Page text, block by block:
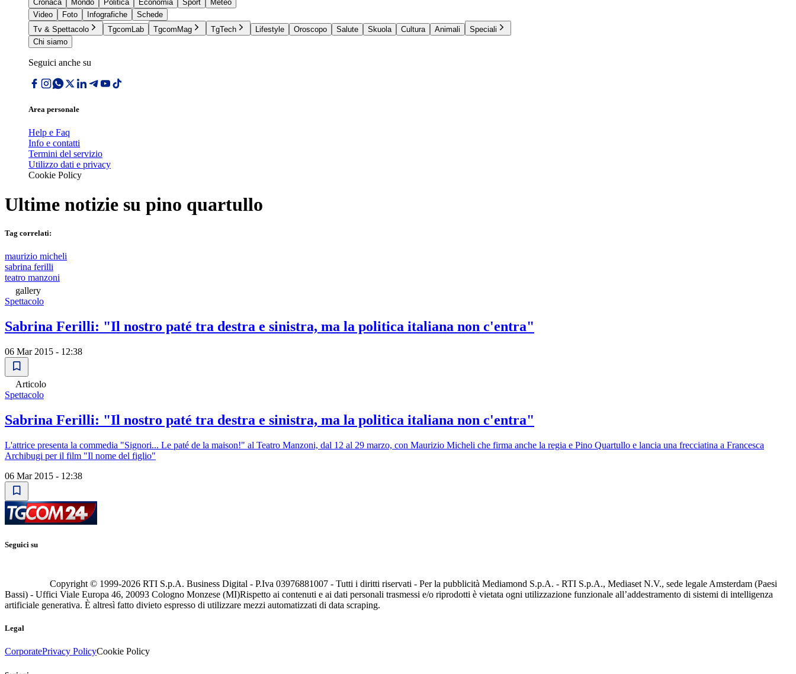
Cronaca
Mondo Politica Economia Sport
Meteo
Video
Foto Infografiche
Schede
Tv & Spettacolo
TgcomLab TgcomMag TgTech Lifestyle Oroscopo Salute Skuola Cultura Animali
Speciali
Chi siamo
Seguici anche su
Area personale
Help e Faq
Info e contatti
Termini del servizio
Utilizzo dati e privacy
Cookie Policy
Ultime notizie su pino quartullo
Tag correlati:
maurizio micheli
sabrina ferilli
teatro manzoni
gallery
Spettacolo
Sabrina Ferilli: "Il nostro paté tra destra e sinistra, ma la politica italiana non c'entra"
06 Mar 2015 - 12:38
Articolo
Spettacolo
Sabrina Ferilli: "Il nostro paté tra destra e sinistra, ma la politica italiana non c'entra"
L'attrice presenta la commedia "Signori... Le paté de la maison!" al Teatro Manzoni, dal 12 al 29 marzo, con Maurizio Micheli che firma anche la regia e Pino Quartullo e lancia una frecciatina a Francesca
Archibugi per il film "Il nome del figlio"
06 Mar 2015 - 12:38
Seguici su
Copyright © 1999-2026 RTI S.p.A. Business Digital - P.Iva 03976881007 - Tutti i diritti riservati - Per la pubblicità Mediamond S.p.A. - RTI S.p.A., Mediaset N.V., sede legale Amsterdam (Paesi
Bassi) - Uffici Viale Europa 46, 20093 Cologno Monzese (MI)Rispetto ai contenuti e ai dati personali trasmessi e/o riprodotti è vietata ogni utilizzazione funzionale all’addestramento di sistemi di intelligenza
artificiale generativa. È altresì fatto divieto espresso di utilizzare mezzi automatizzati di data scraping.
Legal
CorporatePrivacy PolicyCookie Policy